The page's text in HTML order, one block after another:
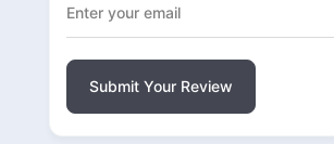
Submit Your Review